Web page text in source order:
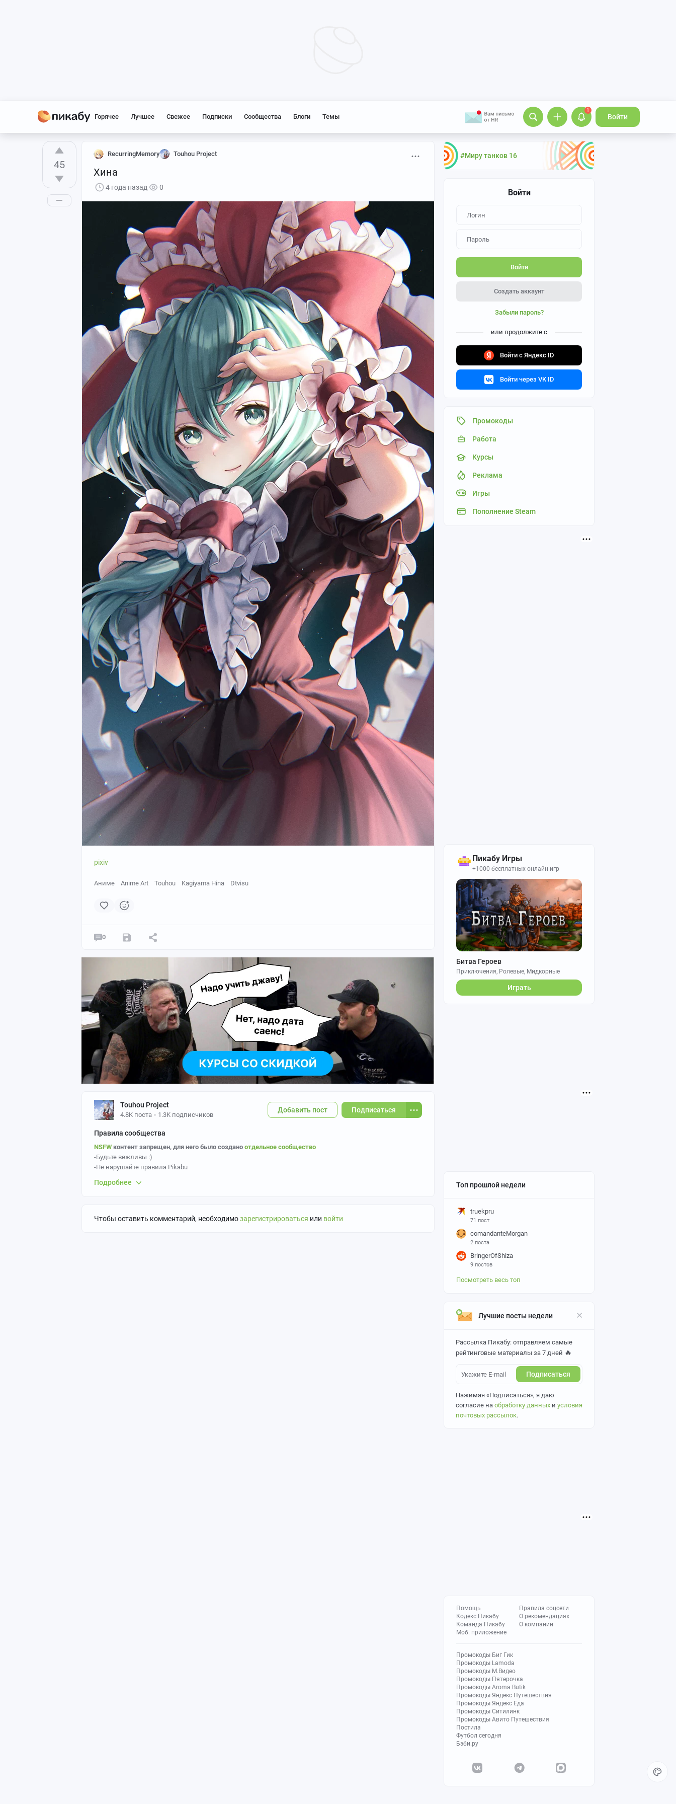
Горячее Лучшее Свежее Подписки Сообщества Блоги Темы
1
Войти
#Миру танков 16
Войти
Войти
Создать аккаунт
Забыли пароль?
или продолжите с
Войти с Яндекс ID
Войти через VK ID
Промокоды
Работа
Курсы
Реклама
Игры
Пополнение Steam
Пикабу Игры
+1000 бесплатных онлайн игр
Битва Героев
Приключения, Ролевые, Мидкорные
Играть
Топ прошлой недели
truekpru
71 пост
comandanteMorgan
2 поста
BringerOfShiza
9 постов
Посмотреть весь топ
Лучшие посты недели
Рассылка Пикабу: отправляем самые
рейтинговые материалы за 7 дней 🔥
Подписаться
Нажимая «Подписаться», я даю
согласие на обработку данных и условия
почтовых рассылок.
Помощь
Кодекс Пикабу
Команда Пикабу
Моб. приложение
Правила соцсети
О рекомендациях
О компании
Промокоды Биг Гик
Промокоды Lamoda
Промокоды М.Видео
Промокоды Пятерочка
Промокоды Aroma Butik
Промокоды Яндекс Путешествия
Промокоды Яндекс Еда
Промокоды Ситилинк
Промокоды Авито Путешествия
Постила
Футбол сегодня
Бэби.ру
45
RecurringMemory Touhou Project
Хина
4 года назад 0
pixiv
Аниме Anime Art Touhou Kagiyama Hina Dtvisu
0
Touhou Project
4.8K поста 1.3K подписчиков
Подписаться
Добавить пост
Правила сообщества
NSFW контент запрещен, для него было создано отдельное сообщество
-Будьте вежливы :)
-Не нарушайте правила Pikabu
усмотрение администрации сообщества)
Подробнее
Чтобы оставить комментарий, необходимозарегистрироваться или войти